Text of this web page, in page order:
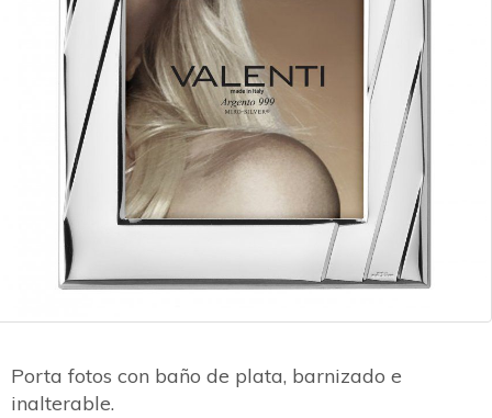
Porta fotos con baño de plata, barnizado e
inalterable.